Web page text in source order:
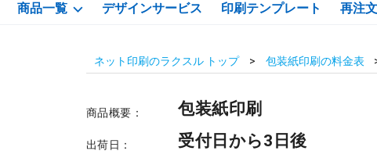
商品一覧 デザインサービス 印刷テンプレート 再注
ネット印刷のラクスル トップ 包装紙印刷の料金表
商品概要： 包装紙印刷
出荷日： 受付日から3日後